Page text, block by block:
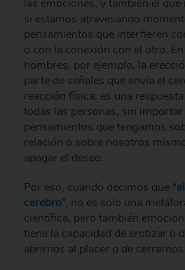
las emociones, y también el
si estamos atravesando
pensamientos que interfieren
o con la conexión con el otro.
hombres, por ejemplo, la
parte de señales que envía el
reacción física: es una
todas las personas, sin
pensamientos que tengamos
relación o sobre nosotros
apagar el deseo.
Por eso, cuando decimos que “
cerebro”, no es solo una
científica, pero también
tiene la capacidad de erotizar o
abrirnos al placer o de